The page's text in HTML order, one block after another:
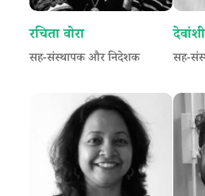
रचिता वोरा
सह-संस्थापक और निदेशक सह-